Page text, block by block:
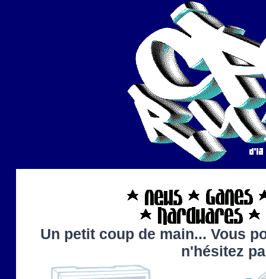
Un petit coup de main... Vous
n'hésitez